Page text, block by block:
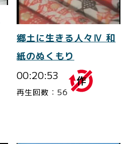
郷土に生きる人々Ⅳ 和
紙のぬくもり
00:20:53
再生回数：56